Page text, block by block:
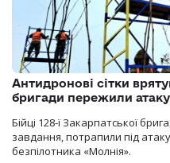
Антидронові сітки
бригади пережили атаку
Бійці 128-ї Закарпатської
завдання, потрапили під
безпілотника «Молнія».